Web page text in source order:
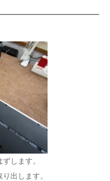
します。
出します。